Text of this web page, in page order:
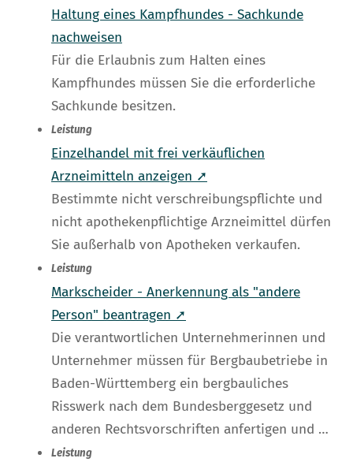
Haltung eines Kampfhundes - Sachkunde
nachweisen
Für die Erlaubnis zum Halten eines
Kampfhundes müssen Sie die erforderliche
Sachkunde besitzen.
Leistung
Einzelhandel mit frei verkäuflichen
Arzneimitteln anzeigen ➚
Bestimmte nicht verschreibungspflichte und
nicht apothekenpflichtige Arzneimittel dürfen
Sie außerhalb von Apotheken verkaufen.
Leistung
Markscheider - Anerkennung als "andere
Person" beantragen ➚
Die verantwortlichen Unternehmerinnen und
Unternehmer müssen für Bergbaubetriebe in
Baden-Württemberg ein bergbauliches
Risswerk nach dem Bundesberggesetz und
anderen Rechtsvorschriften anfertigen und …
Leistung